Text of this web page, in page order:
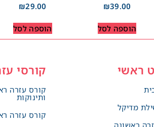
₪39.00
הוספה לסל
₪29.00
הוספה לסל
ראשי
מדיקל
קורסי
קורס עזרה
ותינוקות
קורס עזרה